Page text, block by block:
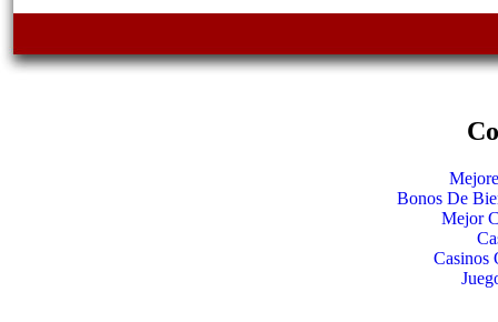
Bonos De
Mejor
Casinos